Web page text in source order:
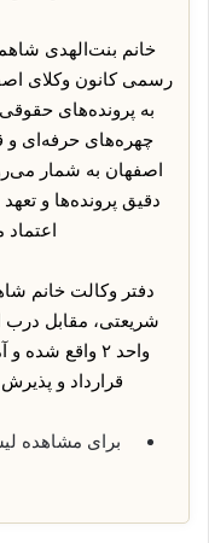
خانم بنت‌الهدی
رسمی کانون وکلای
به پرونده‌های
چهره‌های حرفه‌ای و
اصفهان به شمار
دقیق پرونده‌ها و
دفتر وکالت خانم
واحد ۲ واقع
قرارداد و
برای مشاهده